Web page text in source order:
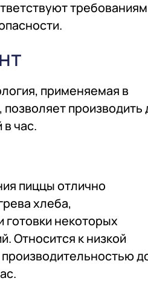
требованиям
применяемая в
позволяет производить
в час.
пиццы отлично
хлеба,
готовки некоторых
Относится к низкой